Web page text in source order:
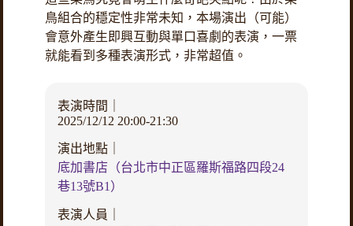
鳥組合的穩定性非常未知，本場演出（可能）
會意外產生即興互動與單口喜劇的表演，一票
就能看到多種表演形式，非常超值。
表演時間｜
2025/12/12 20:00-21:30
演出地點｜
底加書店（台北市中正區羅斯福路四段24
巷13號B1）
表演人員｜